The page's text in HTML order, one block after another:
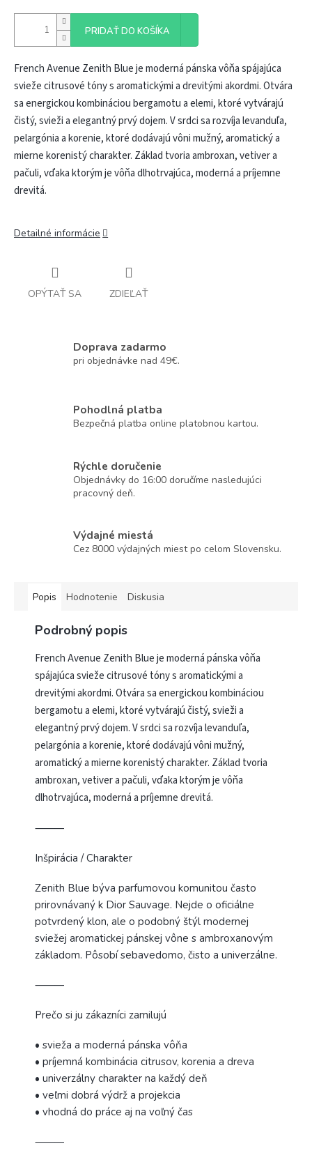
PRIDAŤ DO KOŠÍKA
French Avenue Zenith Blue je moderná pánska vôňa spájajúca
svieže citrusové tóny s aromatickými a drevitými akordmi. Otvára
sa energickou kombináciou bergamotu a elemi, ktoré vytvárajú
čistý, svieži a elegantný prvý dojem. V srdci sa rozvíja levanduľa,
pelargónia a korenie, ktoré dodávajú vôni mužný, aromatický a
mierne korenistý charakter. Základ tvoria ambroxan, vetiver a
pačuli, vďaka ktorým je vôňa dlhotrvajúca, moderná a príjemne
drevitá.
Detailné informácie
OPÝTAŤ SA ZDIEĽAŤ
Doprava zadarmo
pri objednávke nad 49€.
Pohodlná platba
Bezpečná platba online platobnou kartou.
Rýchle doručenie
Objednávky do 16:00 doručíme nasledujúci
pracovný deň.
Výdajné miestá
Cez 8000 výdajných miest po celom Slovensku.
Popis Hodnotenie Diskusia
Podrobný popis
French Avenue Zenith Blue je moderná pánska vôňa
spájajúca svieže citrusové tóny s aromatickými a
drevitými akordmi. Otvára sa energickou kombináciou
bergamotu a elemi, ktoré vytvárajú čistý, svieži a
elegantný prvý dojem. V srdci sa rozvíja levanduľa,
pelargónia a korenie, ktoré dodávajú vôni mužný,
aromatický a mierne korenistý charakter. Základ tvoria
ambroxan, vetiver a pačuli, vďaka ktorým je vôňa
dlhotrvajúca, moderná a príjemne drevitá.
⸻
Inšpirácia / Charakter
Zenith Blue býva parfumovou komunitou často
prirovnávaný k Dior Sauvage. Nejde o oficiálne
potvrdený klon, ale o podobný štýl modernej
sviežej aromatickej pánskej vône s ambroxanovým
základom. Pôsobí sebavedomo, čisto a univerzálne.
⸻
Prečo si ju zákazníci zamilujú
• svieža a moderná pánska vôňa
• príjemná kombinácia citrusov, korenia a dreva
• univerzálny charakter na každý deň
• veľmi dobrá výdrž a projekcia
• vhodná do práce aj na voľný čas
⸻